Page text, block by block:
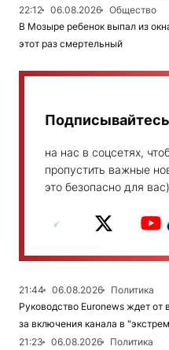
22:12
06.08.2026
Общество
В Мозыре ребенок выпал из
этот раз смертельный
Подписывайтесь
на нас в соцсетях,
пропустить важные
это безопасно для вас)
21:44 06.08.2026
Политика
Руководство Euronews ждет от
за включения канала в
21:23
06.08.2026
Политика